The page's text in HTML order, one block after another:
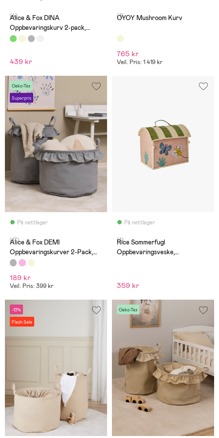
(4)
Alice & Fox DINA
Oppbevaringskurv 2-pack,
Dusty Green
439 kr
(1)
OYOY Mushroom Kurv
765 kr
Veil. Pris: 1 419 kr
Oeko-Tex
Superpris
På nettlager
(17)
Alice & Fox DEMI
Oppbevaringskurver 2-Pack,
Grå
189 kr
Veil. Pris: 399 kr
På nettlager
(1)
Rice Sommerfugl
Oppbevaringsveske,
359 kr
-13%
Flash Sale
Oeko-Tex